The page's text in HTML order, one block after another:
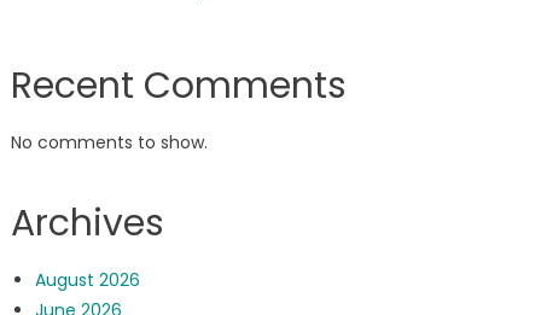
Recent Comments
No comments to show.
Archives
August 2026
June 2026